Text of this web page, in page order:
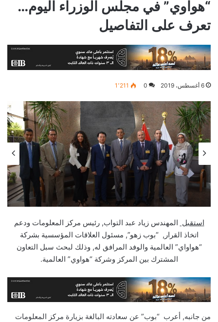
“هواوي” في مجلس الوزراء اليوم…
تعرف على التفاصيل
6 أغسطس، 2019 0 1٬211
استقبل المهندس زياد عبد التواب, رئيس مركز المعلومات ودعم
اتخاذ القرار, “بوب زهو”, مسئول العلاقات المؤسسية بشركة
“هواواي” العالمية والوفد المرافق له, وذلك لبحث سبل التعاون
المشترك بين المركز وشركة “هواوي” العالمية.
من جانبه, أعرب “بوب” عن سعادته البالغة بزيارة مركز المعلومات